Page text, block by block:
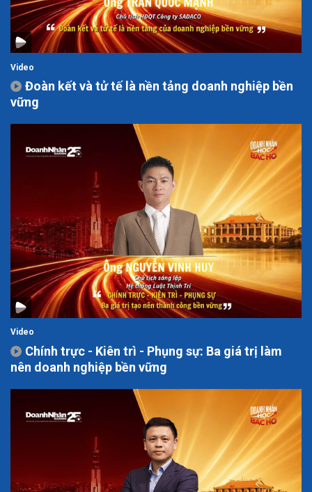
Video
Đoàn kết và tử tế là nền tảng doanh nghiệp bền
vững
Video
Chính trực - Kiên trì - Phụng sự: Ba giá trị làm
nên doanh nghiệp bền vững